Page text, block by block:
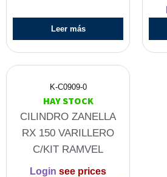
Leer más
K-C0909-0
HAY STOCK
CILINDRO ZANELLA
RX 150 VARILLERO
C/KIT RAMVEL
Login see prices